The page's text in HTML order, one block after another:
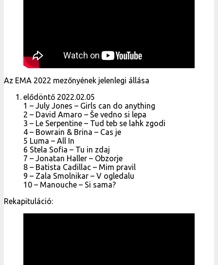
Az EMA 2022 mezőnyének jelenlegi állása
elődöntő 2022.02.05
1 – July Jones – Girls can do anything
2 – David Amaro – Še vedno si lepa
3 – Le Serpentine – Tud teb se lahk zgodi
4 – Bowrain & Brina – Cas je
5 Luma – All In
6 Stela Sofia – Tu in zdaj
7 – Jonatan Haller – Obzorje
8 – Batista Cadillac – Mim pravil
9 – Zala Smolnikar – V ogledalu
10 – Manouche – Si sama?
Rekapituláció: